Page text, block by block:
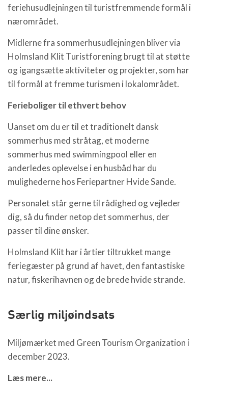
feriehusudlejningen til turistfremmende formål i
nærområdet.
Midlerne fra sommerhusudlejningen bliver via
Holmsland Klit Turistforening brugt til at støtte
og igangsætte aktiviteter og projekter, som har
til formål at fremme turismen i lokalområdet.
Ferieboliger til ethvert behov
Uanset om du er til et traditionelt dansk
sommerhus med stråtag, et moderne
sommerhus med swimmingpool eller en
anderledes oplevelse i en husbåd har du
mulighederne hos Feriepartner Hvide Sande.
Personalet står gerne til rådighed og vejleder
dig, så du finder netop det sommerhus, der
passer til dine ønsker.
Holmsland Klit har i årtier tiltrukket mange
feriegæster på grund af havet, den fantastiske
natur, fiskerihavnen og de brede hvide strande.
Særlig miljøindsats
Miljømærket med Green Tourism Organization i
december 2023.
Læs mere...